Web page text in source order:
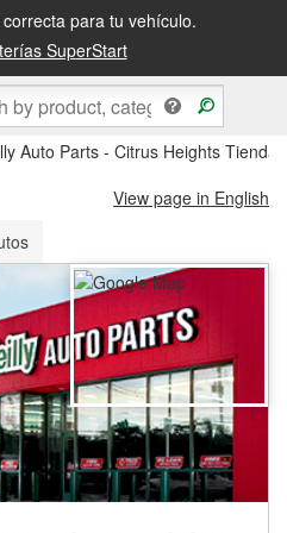
para tu vehículo.
SuperStart
o recógela en la tienda
Auto Parts - Citrus Heights Tienda
View page in English